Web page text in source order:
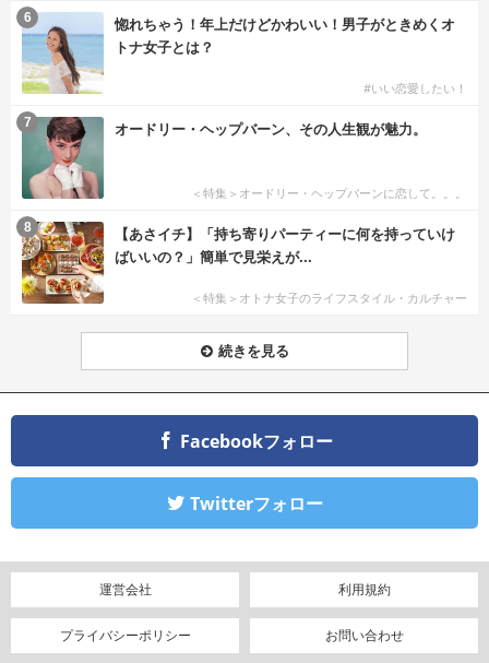
惚れちゃう！年上だけどかわいい！男子がときめくオ
トナ女子とは？
#いい恋愛したい！
6
オードリー・ヘップバーン、その人生観が魅力。
＜特集＞オードリー・ヘップバーンに恋して。。。
7
【あさイチ】「持ち寄りパーティーに何を持っていけ
ばいいの？」簡単で見栄えが...
＜特集＞オトナ女子のライフスタイル・カルチャー
8
続きを見る
Facebookフォロー
Twitterフォロー
運営会社 利用規約
プライバシーポリシー お問い合わせ